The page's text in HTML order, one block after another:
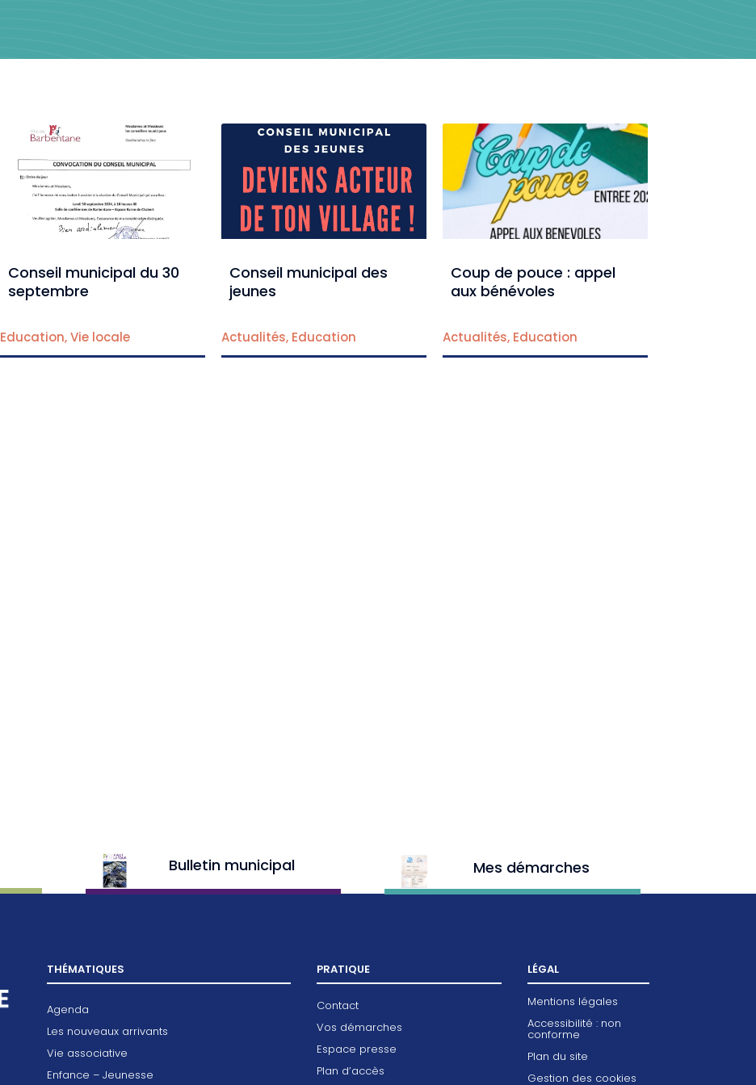
Conseil municipal du 30
septembre
Education,Vie locale
Conseil municipal des
jeunes
Actualités, Education
Coup de pouce : appel
aux bénévoles
Actualités, Education
Bulletin municipal Mes démarches
THÉMATIQUES
Agenda
Les nouveaux arrivants
Vie associative
Enfance – Jeunesse
PRATIQUE
Contact
Vos démarches
Espace presse
Plan d’accès
LÉGAL
Mentions légales
Accessibilité : non
conforme
Plan du site
Gestion des cookies